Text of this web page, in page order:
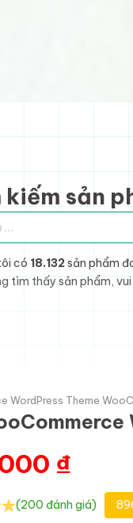
kiếm sản
có 18.132 sản phẩm
tìm thấy sản phẩm,
WordPress Theme
₫
(200 đánh giá)